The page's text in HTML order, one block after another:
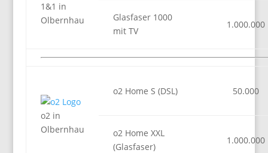
1&1 in
Olbernhau
Glasfaser 1000
mit TV
1.000.000
o2 in
Olbernhau
o2 Home S (DSL) 50.000
o2 Home XXL
(Glasfaser)
1.000.000